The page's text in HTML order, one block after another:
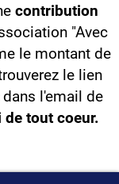
contribution
"Avec
le montant de
le lien
l'email de
de tout coeur.